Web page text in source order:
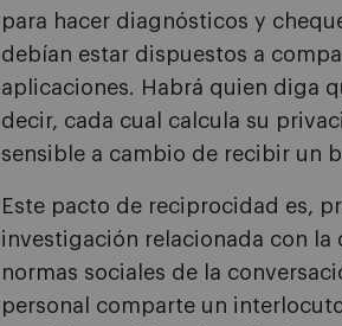
para hacer diagnósticos y
debían estar dispuestos a
aplicaciones. Habrá quien diga
decir, cada cual calcula su
sensible a cambio de recibir un
Este pacto de reciprocidad es,
investigación relacionada con
normas sociales de la
personal comparte un